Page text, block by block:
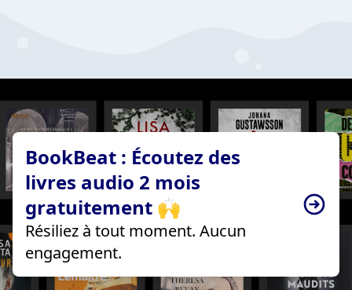
BookBeat : Écoutez des
livres audio 2 mois
gratuitement 🙌
Résiliez à tout moment. Aucun
engagement.